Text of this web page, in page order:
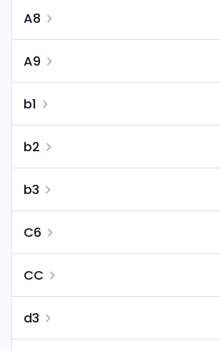
A8
A9
b1
b2
b3
C6
CC
d3